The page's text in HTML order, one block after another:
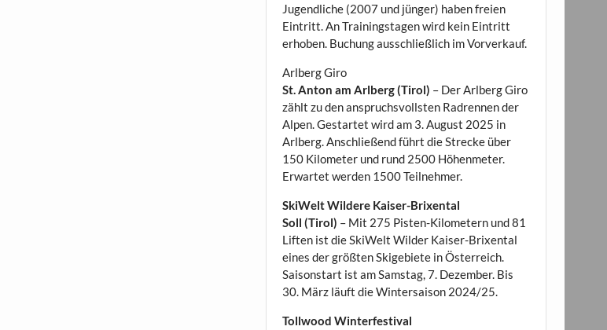
Jugendliche (2007 und jünger) haben freien
Eintritt. An Trainingstagen wird kein Eintritt
erhoben. Buchung ausschließlich im Vorverkauf.
Arlberg Giro
St. Anton am Arlberg (Tirol) – Der Arlberg Giro
zählt zu den anspruchsvollsten Radrennen der
Alpen. Gestartet wird am 3. August 2025 in
Arlberg. Anschließend führt die Strecke über
150 Kilometer und rund 2500 Höhenmeter.
Erwartet werden 1500 Teilnehmer.
SkiWelt Wildere Kaiser-Brixental
Soll (Tirol) – Mit 275 Pisten-Kilometern und 81
Liften ist die SkiWelt Wilder Kaiser-Brixental
eines der größten Skigebiete in Österreich.
Saisonstart ist am Samstag, 7. Dezember. Bis
30. März läuft die Wintersaison 2024/25.
Tollwood Winterfestival